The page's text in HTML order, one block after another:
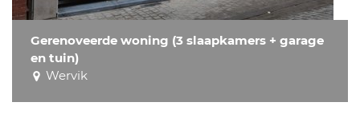
Gerenoveerde woning (3 slaapkamers + garage
en tuin)
Wervik